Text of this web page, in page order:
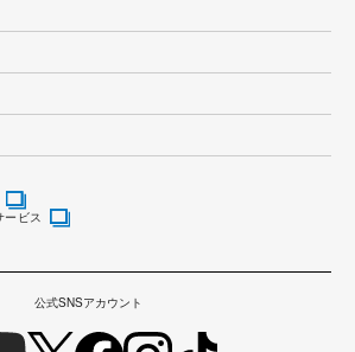
ビス
公式SNSアカウント